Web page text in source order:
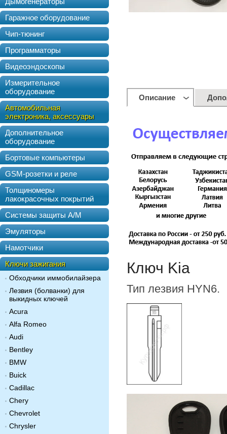
Гаражное оборудование
Чип-тюнинг
Программаторы
Видеоэндоскопы
Измерительное
оборудование
Автомобильная
электроника, аксессуары
Дополнительное
оборудование
Бортовые компьютеры
GSM-розетки и реле
Толщиномеры
лакокрасочных покрытий
Системы защиты А/М
Эмуляторы
Намотчики
Ключи зажигания
Обходчики иммобилайзера
Лезвия (болванки) для
выкидных ключей
Acura
Alfa Romeo
Audi
Bentley
BMW
Buick
Cadillac
Chery
Chevrolet
Chrysler
Описание
Ключ Kia
Тип лезвия HYN6.